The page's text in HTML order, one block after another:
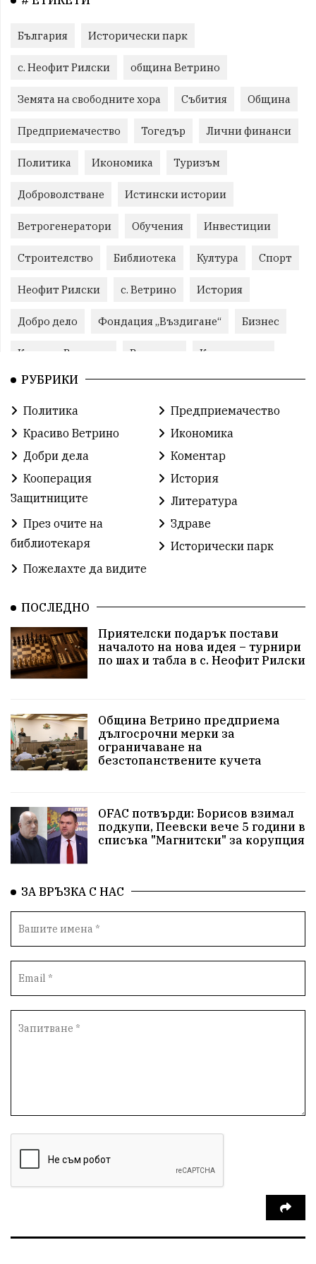
България Исторически парк
с. Неофит Рилски община Ветрино
Земята на свободните хора Събития Община
Предприемачество Тогедър Лични финанси
Политика Икономика Туризъм
Доброволстване Истински истории
Ветрогенератори Обучения Инвестиции
Строителство Библиотека Култура Спорт
Неофит Рилски с. Ветрино История
Добро дело Фондация „Въздигане“ Бизнес
Красиво Ветрино Развитие Криминално
Фондация Въздигане
Автосъбитие Празници Розариумът
Партия "Величие" Здраве
СУ „Христо Ботев“ – Ветрино Вълчи дол
Предстоящи Доброволчески дейности
Забавления Второ българско царство
Храна от село Лична инициатива
Здравословно Изкуство Заедно за България
Актуално Образователно
Красиво Ветрино защитниците
Детски лагер Вяра Евроатлантизъм
Народно читалище Изобразително изкуство
български художници
Семейство Новости Български Юнак
Възстановки
Настаняване Справедливост Реклама
Райско място
С грижа за околната среда кауза Средно село
РУБРИКИ
Политика
Предприемачество
Красиво Ветрино
Икономика
Добри дела
Коментар
Кооперация
Защитниците
История
Литература
През очите на
библиотекаря
Здраве
Исторически парк
Пожелахте да видите
ПОСЛЕДНО
Приятелски подарък постави
началото на нова идея – турнири
по шах и табла в с. Неофит Рилски
Община Ветрино предприема
дългосрочни мерки за
ограничаване на
безстопанствените кучета
OFAC потвърди: Борисов взимал
подкупи, Пеевски вече 5 години в
списъка "Магнитски" за корупция
ЗА ВРЪЗКА С НАС